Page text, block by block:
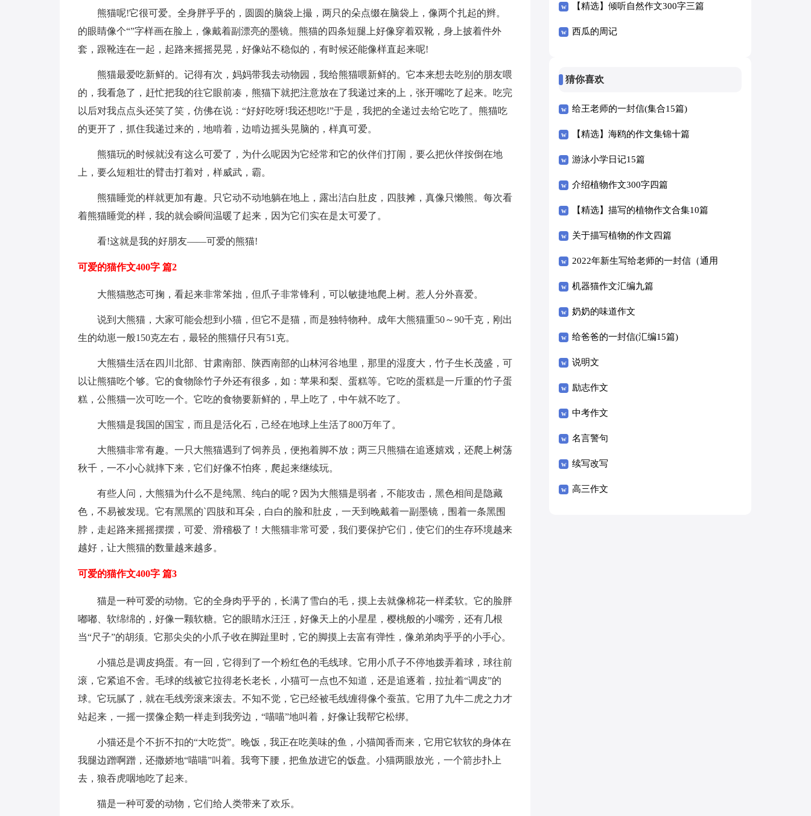
熊猫呢!它很可爱。全身胖乎乎的，圆圆的脑袋上撮，两只的朵点缀在脑袋上，像两个扎起的辫。
的眼睛像个“”字样画在脸上，像戴着副漂亮的墨镜。熊猫的四条短腿上好像穿着双靴，身上披着件外
套，跟靴连在一起，起路来摇摇晃晃，好像站不稳似的，有时候还能像样直起来呢!
熊猫最爱吃新鲜的。记得有次，妈妈带我去动物园，我给熊猫喂新鲜的。它本来想去吃别的朋友喂
的，我看急了，赶忙把我的往它眼前凑，熊猫下就把注意放在了我递过来的上，张开嘴吃了起来。吃完
以后对我点点头还笑了笑，仿佛在说：“好好吃呀!我还想吃!”于是，我把的全递过去给它吃了。熊猫吃
的更开了，抓住我递过来的，地啃着，边啃边摇头晃脑的，样真可爱。
熊猫玩的时候就没有这么可爱了，为什么呢因为它经常和它的伙伴们打闹，要么把伙伴按倒在地
上，要么短粗壮的臂击打着对，样威武，霸。
熊猫睡觉的样就更加有趣。只它动不动地躺在地上，露出洁白肚皮，四肢摊，真像只懒熊。每次看
着熊猫睡觉的样，我的就会瞬间温暖了起来，因为它们实在是太可爱了。
看!这就是我的好朋友——可爱的熊猫!
可爱的猫作文400字 篇2
大熊猫憨态可掬，看起来非常笨拙，但爪子非常锋利，可以敏捷地爬上树。惹人分外喜爱。
说到大熊猫，大家可能会想到小猫，但它不是猫，而是独特物种。成年大熊猫重50～90千克，刚出
生的幼崽一般150克左右，最轻的熊猫仔只有51克。
大熊猫生活在四川北部、甘肃南部、陕西南部的山林河谷地里，那里的湿度大，竹子生长茂盛，可
以让熊猫吃个够。它的食物除竹子外还有很多，如：苹果和梨、蛋糕等。它吃的蛋糕是一斤重的竹子蛋
糕，公熊猫一次可吃一个。它吃的食物要新鲜的，早上吃了，中午就不吃了。
大熊猫是我国的国宝，而且是活化石，己经在地球上生活了800万年了。
大熊猫非常有趣。一只大熊猫遇到了饲养员，便抱着脚不放；两三只熊猫在追逐嬉戏，还爬上树荡
秋千，一不小心就摔下来，它们好像不怕疼，爬起来继续玩。
有些人问，大熊猫为什么不是纯黑、纯白的呢？因为大熊猫是弱者，不能攻击，黑色相间是隐藏
色，不易被发现。它有黑黑的`四肢和耳朵，白白的脸和肚皮，一天到晚戴着一副墨镜，围着一条黑围
脖，走起路来摇摇摆摆，可爱、滑稽极了！大熊猫非常可爱，我们要保护它们，使它们的生存环境越来
越好，让大熊猫的数量越来越多。
可爱的猫作文400字 篇3
猫是一种可爱的动物。它的全身肉乎乎的，长满了雪白的毛，摸上去就像棉花一样柔软。它的脸胖
嘟嘟、软绵绵的，好像一颗软糖。它的眼睛水汪汪，好像天上的小星星，樱桃般的小嘴旁，还有几根
当“尺子”的胡须。它那尖尖的小爪子收在脚趾里时，它的脚摸上去富有弹性，像弟弟肉乎乎的小手心。
小猫总是调皮捣蛋。有一回，它得到了一个粉红色的毛线球。它用小爪子不停地拨弄着球，球往前
滚，它紧追不舍。毛球的线被它拉得老长老长，小猫可一点也不知道，还是追逐着，拉扯着“调皮”的
球。它玩腻了，就在毛线旁滚来滚去。不知不觉，它已经被毛线缠得像个蚕茧。它用了九牛二虎之力才
站起来，一摇一摆像企鹅一样走到我旁边，“喵喵”地叫着，好像让我帮它松绑。
小猫还是个不折不扣的“大吃货”。晚饭，我正在吃美味的鱼，小猫闻香而来，它用它软软的身体在
我腿边蹭啊蹭，还撒娇地“喵喵”叫着。我弯下腰，把鱼放进它的饭盘。小猫两眼放光，一个箭步扑上
去，狼吞虎咽地吃了起来。
猫是一种可爱的动物，它们给人类带来了欢乐。
【精选】倾听自然作文300字三篇
西瓜的周记
猜你喜欢
给王老师的一封信(集合15篇)
【精选】海鸥的作文集锦十篇
游泳小学日记15篇
介绍植物作文300字四篇
【精选】描写的植物作文合集10篇
关于描写植物的作文四篇
2022年新生写给老师的一封信（通用
8篇）
机器猫作文汇编九篇
奶奶的味道作文
给爸爸的一封信(汇编15篇)
说明文
励志作文
中考作文
名言警句
续写改写
高三作文